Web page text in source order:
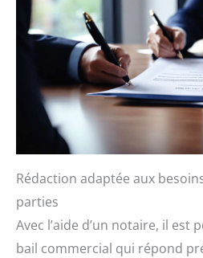
Rédaction adaptée aux
parties
Avec l’aide d’un notaire, il est
bail commercial qui répond